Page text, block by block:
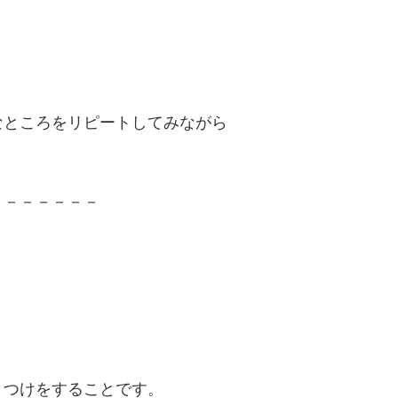
ころをリピートしてみながら
－－－－－
けをすることです。